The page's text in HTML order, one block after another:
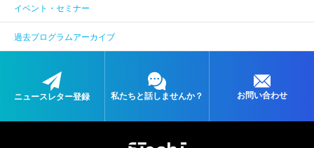
イベント・セミナー
過去プログラムアーカイブ
ニュースレター登録 私たちと話しませんか？ お問い合わせ